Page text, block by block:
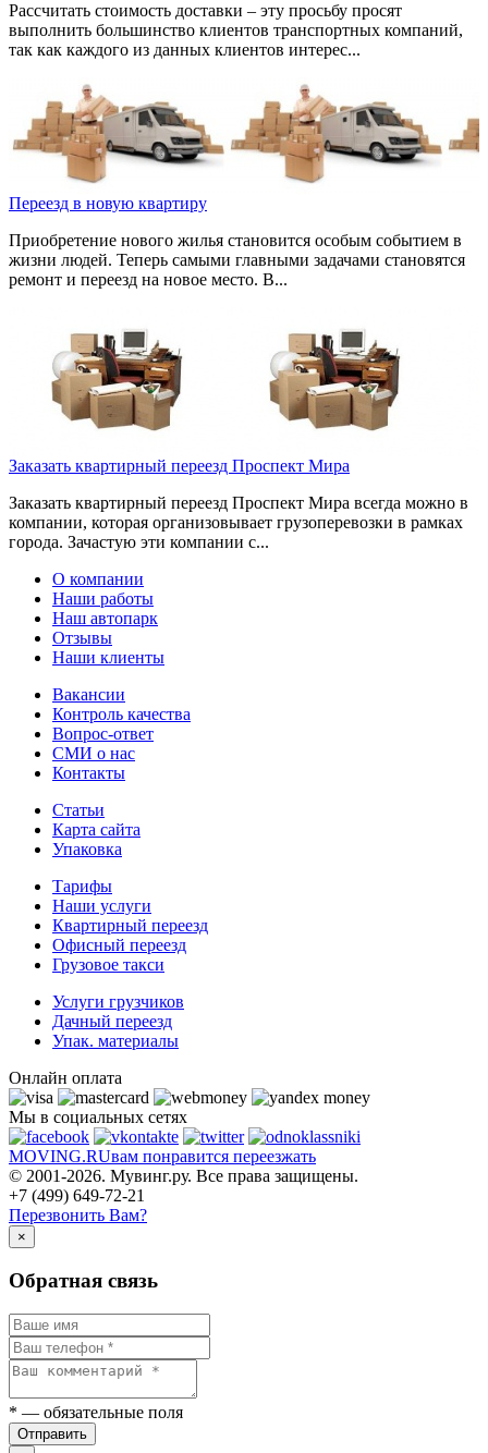
Рассчитать стоимость доставки – эту просьбу просят
выполнить большинство клиентов транспортных компаний,
так как каждого из данных клиентов интерес...
Переезд в новую квартиру
Приобретение нового жилья становится особым событием в
жизни людей. Теперь самыми главными задачами становятся
ремонт и переезд на новое место. В...
Заказать квартирный переезд Проспект Мира
Заказать квартирный переезд Проспект Мира всегда можно в
компании, которая организовывает грузоперевозки в рамках
города. Зачастую эти компании с...
О компании
Наши работы
Наш автопарк
Отзывы
Наши клиенты
Вакансии
Контроль качества
Вопрос-ответ
СМИ о нас
Контакты
Статьи
Карта сайта
Упаковка
Тарифы
Наши услуги
Квартирный переезд
Офисный переезд
Грузовое такси
Услуги грузчиков
Дачный переезд
Упак. материалы
Онлайн оплата
Мы в социальных сетях
MOVING.RUвам понравится переезжать
© 2001-2026. Мувинг.ру. Все права защищены.
+7 (499) 649-72-21
Перезвонить Вам?
×
Обратная связь
* — обязательные поля
Отправить